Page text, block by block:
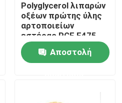
Polyglycerol λιπαρών
οξέων πρώτης ύλης
αρτοποιείων
εστέρας PGE E475
Αποστολή